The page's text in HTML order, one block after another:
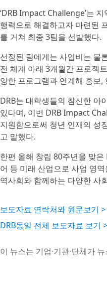
‘DRB Impact Challenge’는
행력으로 해결하고자 마련된
를 거쳐 최종 3팀을 선발했다.
선정된 팀에게는 사업비는 물
전 체계 아래 3개월간 프로젝
양한 프로그램과 연계해 홍보
DRB는 대학생들의 참신한 아
있다며, 이번 DRB Impact
지원함으로써 청년 인재의 성
고 말했다.
한편 올해 창립 80주년을 맞
어 등 미래 산업으로 사업 영
역사회와 함께하는 다양한 사
보도자료 연락처와 원문보기 >
DRB동일 전체 보도자료 보기 >
이 뉴스는 기업·기관·단체가